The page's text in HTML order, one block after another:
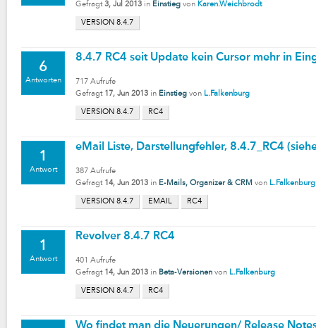
Gefragt 3, Jul 2013 in Einstieg von Karen.Weichbrodt
VERSION 8.4.7
6
Antworten
8.4.7 RC4 seit Update kein Cursor mehr in
717 Aufrufe
Gefragt 17, Jun 2013 in Einstieg von L.Falkenburg
VERSION 8.4.7 RC4
1
Antwort
eMail Liste, Darstellungfehler, 8.4.7_RC4
387 Aufrufe
Gefragt 14, Jun 2013 in E-Mails, Organizer & CRM von L.Falkenburg
VERSION 8.4.7 EMAIL RC4
1
Antwort
Revolver 8.4.7 RC4
401 Aufrufe
Gefragt 14, Jun 2013 in Beta-Versionen von L.Falkenburg
VERSION 8.4.7 RC4